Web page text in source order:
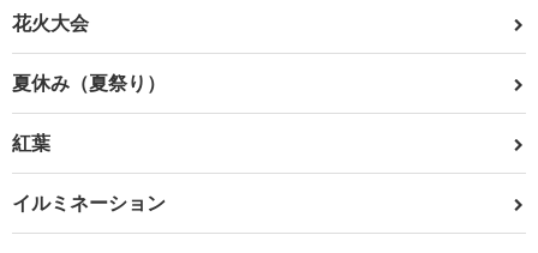
花火大会
夏休み（夏祭り）
紅葉
イルミネーション